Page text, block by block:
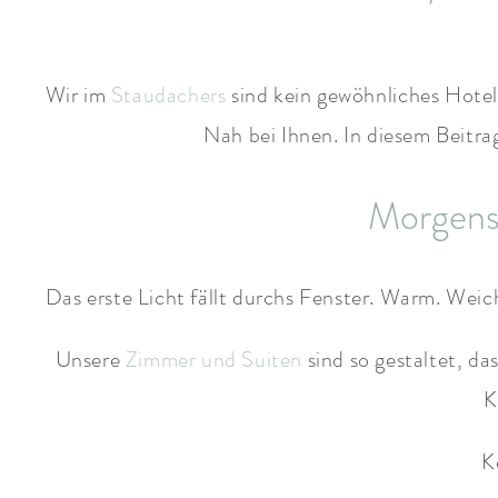
Wir im Staudachers sind kein gewöhnliches
Nah bei Ihnen. In diesem
Das erste Licht fällt durchs Fenster. Warm.
Unsere Zimmer und Suiten sind so gestaltet,